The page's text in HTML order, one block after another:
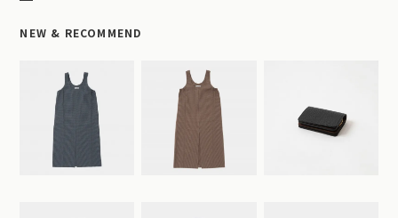
NEW & RECOMMEND